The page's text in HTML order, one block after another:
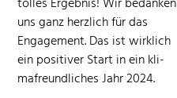
tolles Ergeb­nis! Wir bedanken
uns ganz her­zlich für das
Engage­ment. Das ist wirk­lich
ein pos­i­tiv­er Start in ein kli­
mafre­undlich­es Jahr 2024.